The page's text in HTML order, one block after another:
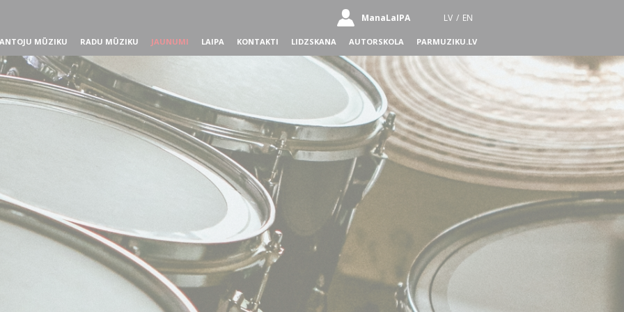
ManaLaIPA LV / EN
MŪZIKU RADU MŪZIKU JAUNUMI LAIPA KONTAKTI LIDZSKANA AUTORSKOLA PARMUZIKU.LV